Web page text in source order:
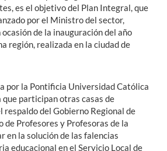
es el objetivo del Plan Integral, que
por el Ministro del sector,
de la inauguración del año
región, realizada en la ciudad de
por la Pontificia Universidad Católica
que participan otras casas de
respaldo del Gobierno Regional de
de Profesores y Profesoras de la
en la solución de las falencias
educacional en el Servicio Local de